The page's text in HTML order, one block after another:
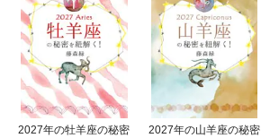
2027年の牡羊座の秘密
2027年の山羊座の秘密